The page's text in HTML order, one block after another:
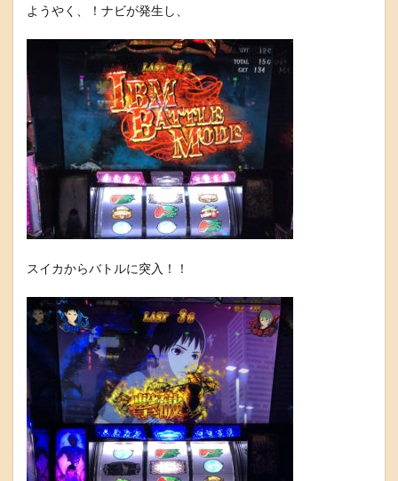
ようやく、！ナビが発生し、
スイカからバトルに突入！！